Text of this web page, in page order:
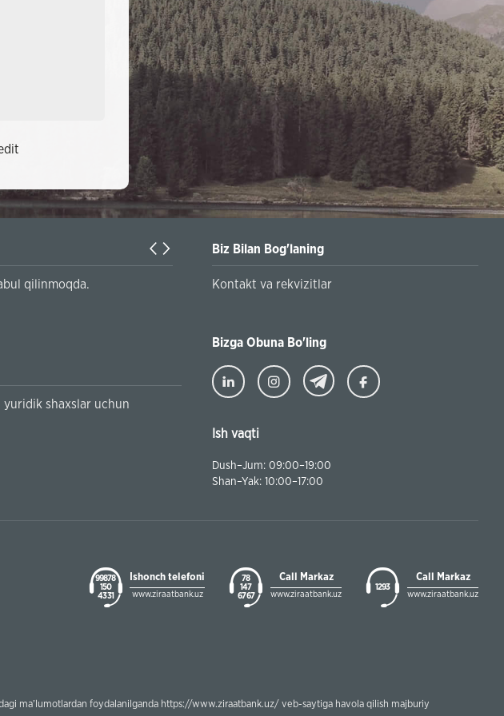
qilinmoqda.
Turkiyaning Anadolu universitetida ta’lim oladigan
yuridik shaxslar uchun
Biz Bilan Bog'laning
Kontakt va rekvizitlar
Bizga Obuna Bo'ling
Ish vaqti
Dush–Jum: 09:00–19:00
Shan–Yak: 10:00–17:00
99878
150
43 31
Ishonch telefoni
www.ziraatbank.uz
78
147
67 67
Call Markaz
www.ziraatbank.uz
1293
Call Markaz
www.ziraatbank.uz
ma’lumotlardan foydalanilganda https://www.ziraatbank.uz/ veb-saytiga havola qilish majburiy